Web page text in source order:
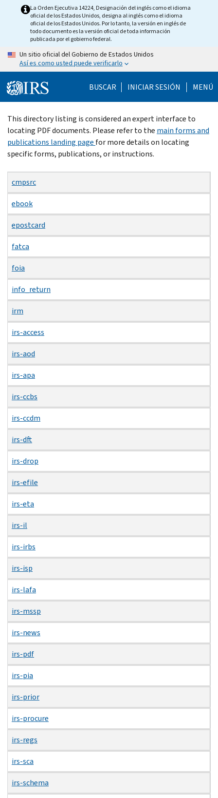
La Orden Ejecutiva 14224, Designación del inglés como el idioma
oficial de los Estados Unidos, designa al inglés como el idioma
oficial de los Estados Unidos. Por lo tanto, la versión en inglés de
todo documento es la versión oficial de toda información
publicada por el gobierno federal.
Un sitio oficial del Gobierno de Estados Unidos
Así es como usted puede verificarlo
BUSCAR INICIAR SESIÓN MENÚ
Beginning
of
main
content
This directory listing is considered an expert interface to
locating PDF documents. Please refer to the main forms and
publications landing page for more details on locating
specific forms, publications, or instructions.
cmpsrc
ebook
epostcard
fatca
foia
info_return
irm
irs-access
irs-aod
irs-apa
irs-ccbs
irs-ccdm
irs-dft
irs-drop
irs-efile
irs-eta
irs-il
irs-irbs
irs-isp
irs-lafa
irs-mssp
irs-news
irs-pdf
irs-pia
irs-prior
irs-procure
irs-regs
irs-sca
irs-schema